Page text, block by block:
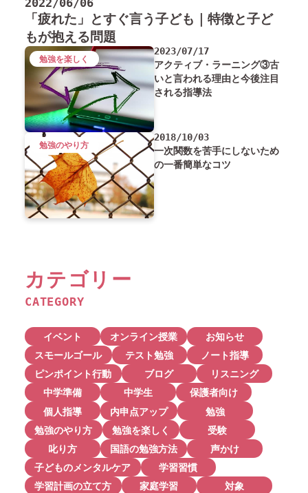
「疲れた」とすぐ言う子ども｜特徴と子ど
もが抱える問題
2023/07/17
アクティブ・ラーニング③古
いと言われる理由と今後注目
される指導法
勉強を楽しく
2018/10/03
一次関数を苦手にしないため
の一番簡単なコツ
勉強のやり方
カテゴリー
CATEGORY
イベント オンライン授業
お知らせ
スモールゴール
テスト勉強
ノート指導
ピンポイント行動
ブログ
リスニング
中学準備
中学生
保護者向け
個人指導
内申点アップ
勉強
勉強のやり方
勉強を楽しく
受験
叱り方
国語の勉強方法
声かけ
子どものメンタルケア
学習習慣
学習計画の立て方
家庭学習
対象